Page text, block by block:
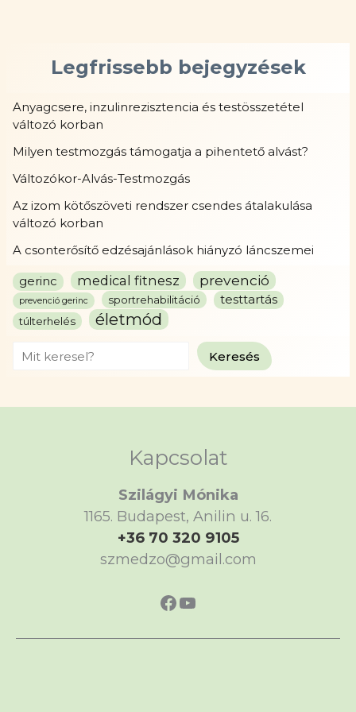
Legfrissebb bejegyzések
Anyagcsere, inzulinrezisztencia és testösszetétel
változó korban
Milyen testmozgás támogatja a pihentető alvást?
Változókor-Alvás-Testmozgás
Az izom kötőszöveti rendszer csendes átalakulása
változó korban
A csonterősítő edzésajánlások hiányzó láncszemei
gerinc medical fitnesz prevenció
prevenció gerinc sportrehabilitáció testtartás
túlterhelés életmód
Search Keresés
Kapcsolat
Szilágyi Mónika
1165. Budapest, Anilin u. 16.
+36 70 320 9105
szmedzo@gmail.com
https://
https://